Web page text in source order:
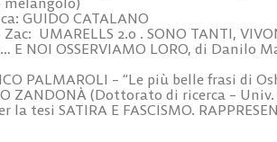
GUIDO CATALANO
UMARELLS 2.0 . SONO TANTI,
E NOI OSSERVIAMO LORO, di Danilo
PALMAROLI – “Le più belle frasi di
ZANDONÀ (Dottorato di ricerca –
la tesi SATIRA E FASCISMO.